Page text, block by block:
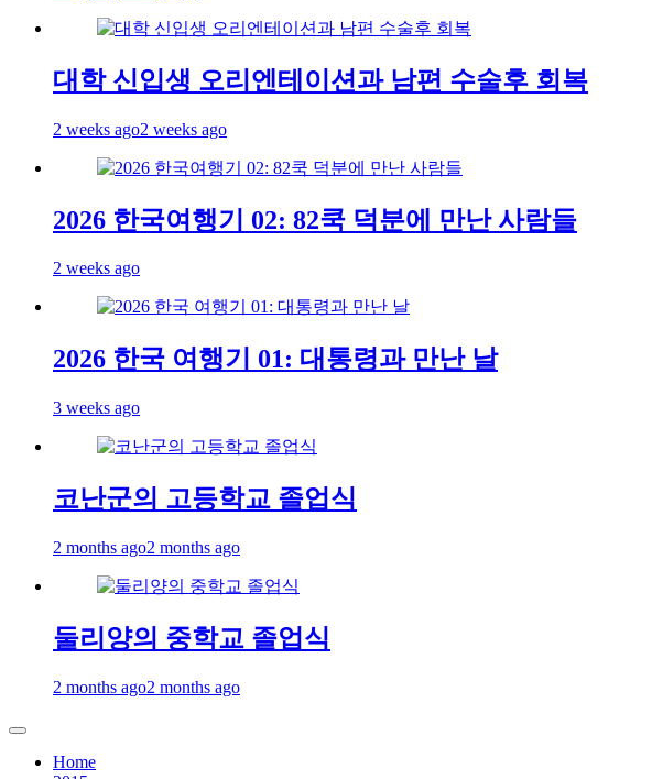
대학 신입생 오리엔테이션과 남편 수술후 회복
2 weeks ago2 weeks ago
2026 한국여행기 02: 82쿡 덕분에 만난 사람들
2 weeks ago
2026 한국 여행기 01: 대통령과 만난 날
3 weeks ago
코난군의 고등학교 졸업식
2 months ago2 months ago
둘리양의 중학교 졸업식
2 months ago2 months ago
Home